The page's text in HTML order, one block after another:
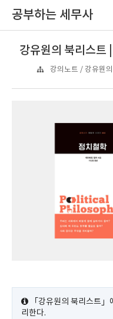
공부하는 세무사
강유원의 북리스
강의노트 / 강유원
「강유원의 북리스트
리한다.